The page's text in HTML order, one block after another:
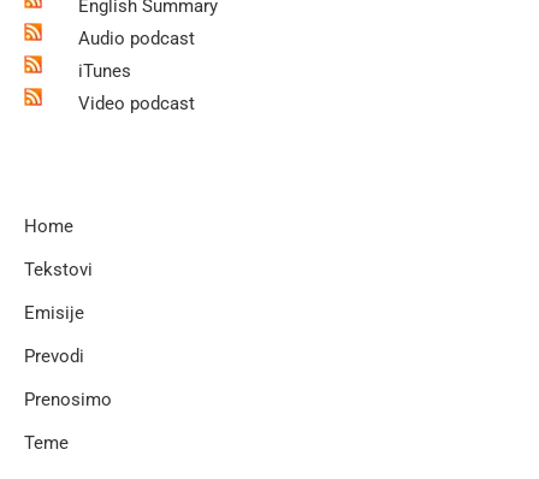
English Summary
Audio podcast
iTunes
Video podcast
Home
Tekstovi
Emisije
Prevodi
Prenosimo
Teme